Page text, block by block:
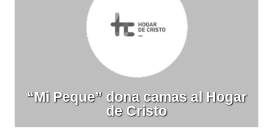
“Mi Peque” dona camas al Hogar
de Cristo